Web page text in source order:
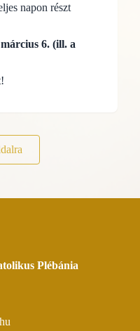
napon részt
6. (ill. a
Plébánia